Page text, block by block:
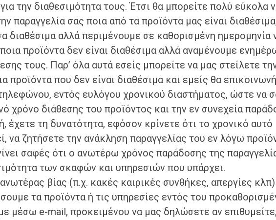
την διαθεσιμότητα τους. Έτσι θα μπορείτε πολύ εύκολα
παραγγελία σας ποια από τα προϊόντα μας είναι
διαθέσιμα αλλά περιμένουμε σε καθορισμένη ημερομηνία
προϊόντα δεν είναι διαθέσιμα αλλά αναμένουμε
τους. Παρ’ όλα αυτά εσείς μπορείτε να μας στείλετε
προϊόντα που δεν είναι διαθέσιμα και εμείς θα
εντός ευλόγου χρονικού διαστήματος, ώστε να
χρόνο διάθεσης του προϊόντος και την εν συνεχεία
έχετε τη δυνατότητα, εφόσον κρίνετε ότι το χρονικό αυτό
να ζητήσετε την ανάκληση παραγγελίας του εν λόγω
σαφές ότι ο ανωτέρω χρόνος παράδοσης της
των σκαφών και υπηρεσιών που υπάρχει.
βίας (π.χ. κακές καιρικές συνθήκες, απεργίες
τα προϊόντα ή τις υπηρεσίες εντός του
μέσω e-mail, προκειμένου να μας δηλώσετε αν επιθυμείτε,